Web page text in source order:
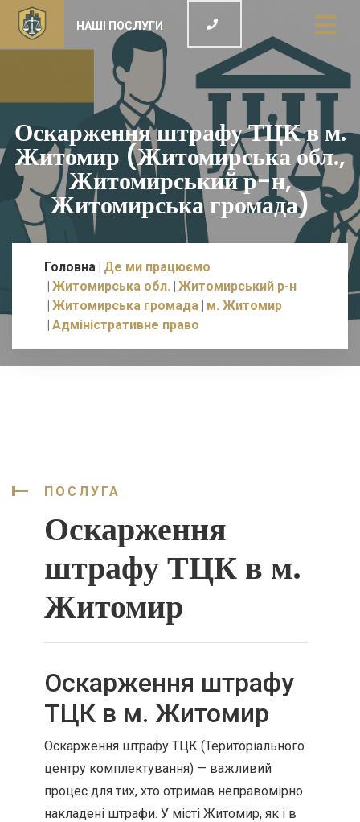
НАШІ ПОСЛУГИ
Оскарження штрафу ТЦК в м.
Житомир (Житомирська обл.,
Житомирський р-н,
Житомирська громада)
Головна Де ми працюємо
Житомирська обл. Житомирський р-н
Житомирська громада м. Житомир
Адміністративне право
ПОСЛУГА
Оскарження
штрафу ТЦК в м.
Житомир
Оскарження штрафу
ТЦК в м. Житомир
Оскарження штрафу ТЦК (Територіального
центру комплектування) — важливий
процес для тих, хто отримав неправомірно
накладені штрафи. У місті Житомир, як і в